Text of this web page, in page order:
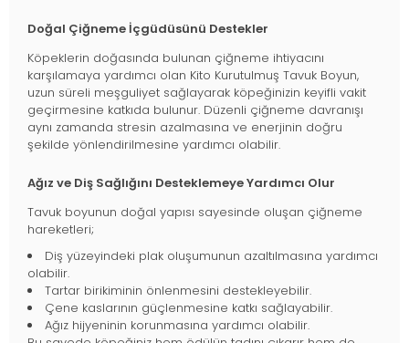
Doğal Çiğneme İçgüdüsünü Destekler
Köpeklerin doğasında bulunan çiğneme ihtiyacını
karşılamaya yardımcı olan Kito Kurutulmuş Tavuk Boyun,
uzun süreli meşguliyet sağlayarak köpeğinizin keyifli vakit
geçirmesine katkıda bulunur. Düzenli çiğneme davranışı
aynı zamanda stresin azalmasına ve enerjinin doğru
şekilde yönlendirilmesine yardımcı olabilir.
Ağız ve Diş Sağlığını Desteklemeye Yardımcı Olur
Tavuk boyunun doğal yapısı sayesinde oluşan çiğneme
hareketleri;
Diş yüzeyindeki plak oluşumunun azaltılmasına yardımcı
olabilir.
Tartar birikiminin önlenmesini destekleyebilir.
Çene kaslarının güçlenmesine katkı sağlayabilir.
Ağız hijyeninin korunmasına yardımcı olabilir.